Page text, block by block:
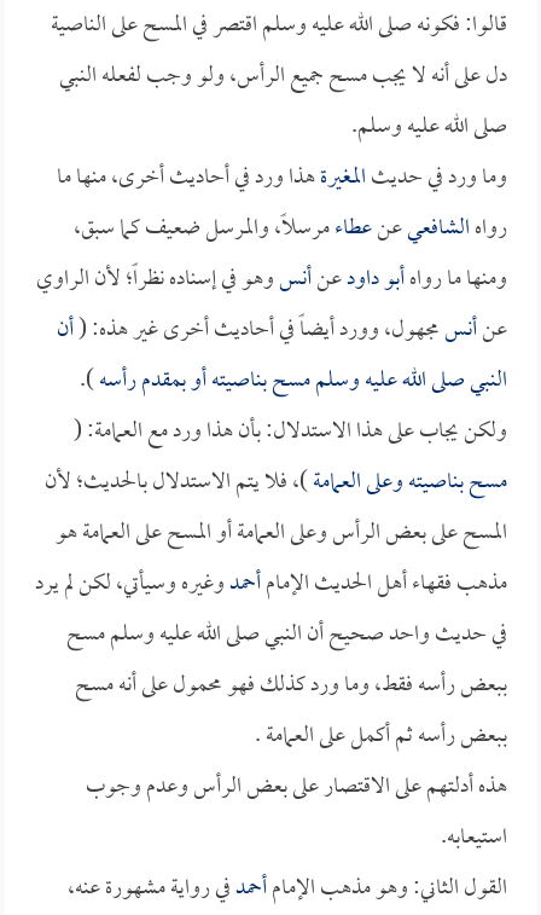
قالوا: فكونه صلى الله عليه وسلم اقتصر في المسح على الناصية
دل على أنه لا يجب مسح جميع الرأس، ولو وجب لفعله النبي
صلى الله عليه وسلم.
وما ورد في حديثالمغيرةهذا ورد في أحاديث أخرى، منها ما
رواهالشافعيعنعطاءمرسلاً، والمرسل ضعيف كما سبق،
ومنها ما رواهأبو داودعنأنسوهو في إسناده نظراً؛ لأن الراوي
عنأنسمجهول، وورد أيضاً في أحاديث أخرى غير هذه: (أن
النبي صلى الله عليه وسلم مسح بناصيته أو بمقدم رأسه).
ولكن يجاب على هذا الاستدلال: بأن هذا ورد مع العمامة: (
مسح بناصيته وعلى العمامة)، فلا يتم الاستدلال بالحديث؛ لأن
المسح على بعض الرأس وعلى العمامة أو المسح على العمامة هو
مذهب فقهاء أهل الحديث الإمامأحمدوغيره وسيأتي، لكن لم يرد
في حديث واحد صحيح أن النبي صلى الله عليه وسلم مسح
ببعض رأسه فقط، وما ورد كذلك فهو محمول على أنه مسح
ببعض رأسه ثم أكمل على العمامة .
هذه أدلتهم على الاقتصار على بعض الرأس وعدم وجوب
استيعابه.
القول الثاني: وهو مذهب الإمامأحمدفي رواية مشهورة عنه،